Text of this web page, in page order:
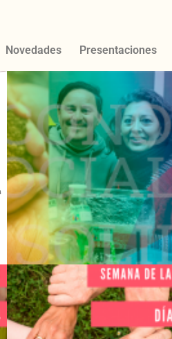
Novedades Presentaciones